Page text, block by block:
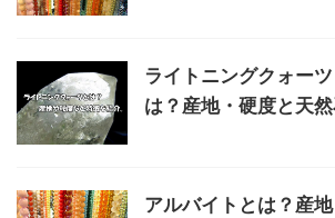
ライトニングクォー
は？産地・硬度と天
アルバイトとは？産